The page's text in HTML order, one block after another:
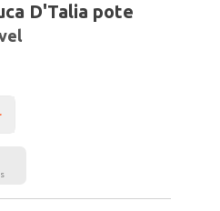
D'Talia pote